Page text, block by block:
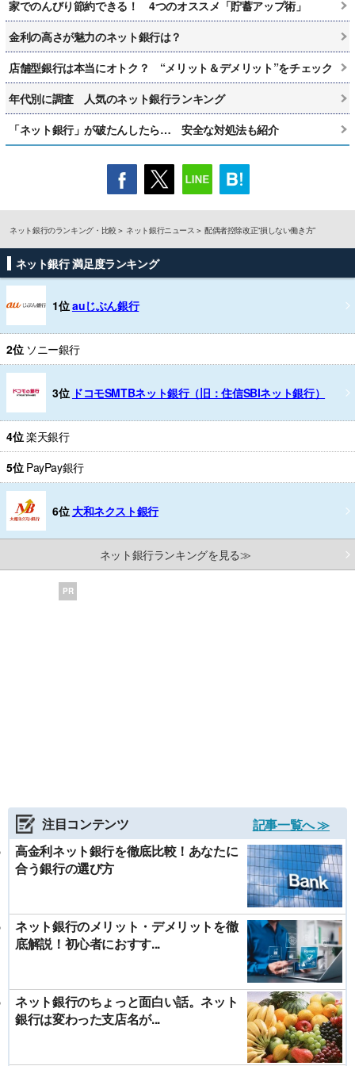
家でのんびり節約できる！ 4つのオススメ「貯蓄アップ術」
金利の高さが魅力のネット銀行は？
店舗型銀行は本当にオトク？ “メリット＆デメリット”をチェック
年代別に調査 人気のネット銀行ランキング
「ネット銀行」が破たんしたら… 安全な対処法も紹介
ネット銀行のランキング・比較 ネット銀行ニュース 配偶者控除改正“損しない働き方”
ネット銀行 満足度ランキング
1位auじぶん銀行
2位 ソニー銀行
3位 ドコモSMTBネット銀行（旧：住信SBIネット銀行）
4位楽天銀行
5位 PayPay銀行
6位 大和ネクスト銀行
ネット銀行ランキングを見る≫
PR
注目コンテンツ
記事一覧へ ≫
高金利ネット銀行を徹底比較！あなたに
合う銀行の選び方
ネット銀行のメリット・デメリットを徹
底解説！初心者におすす...
ネット銀行のちょっと面白い話。ネット
銀行は変わった支店名が...